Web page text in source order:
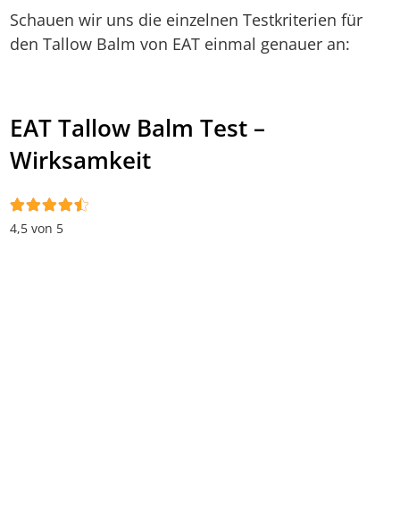
Schauen wir uns die einzelnen Testkriterien für
den Tallow Balm von EAT einmal genauer an:
EAT Tallow Balm Test –
Wirksamkeit
4,5 von 5